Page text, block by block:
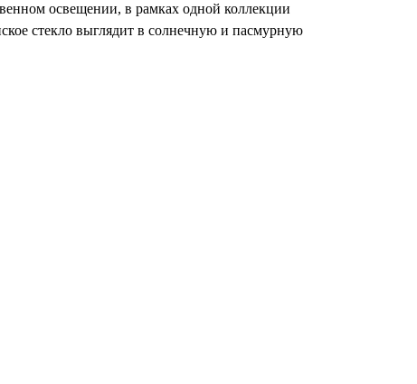
освещении, в рамках одной коллекции
стекло выглядит в солнечную и пасмурную